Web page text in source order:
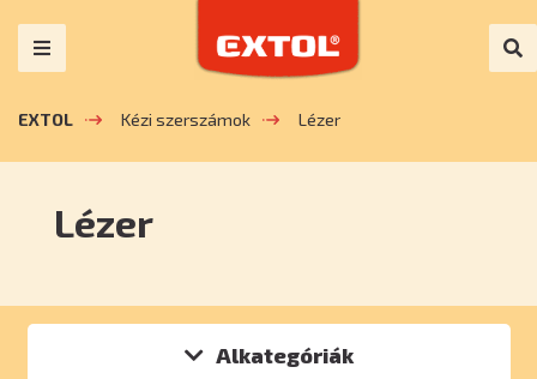
EXTOL Kézi szerszámok Lézer
Lézer
Alkategóriák